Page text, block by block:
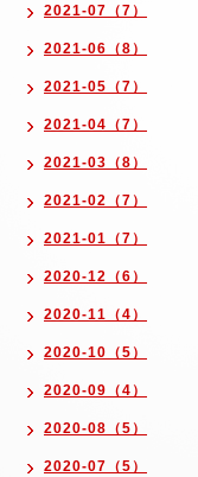
2021-07（7）
2021-06（8）
2021-05（7）
2021-04（7）
2021-03（8）
2021-02（7）
2021-01（7）
2020-12（6）
2020-11（4）
2020-10（5）
2020-09（4）
2020-08（5）
2020-07（5）